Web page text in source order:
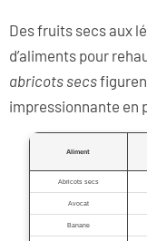
Des fruits secs aux
d’aliments pour
abricots secs
impressionnante en
Aliment
Abricots secs
Avocat
Banane